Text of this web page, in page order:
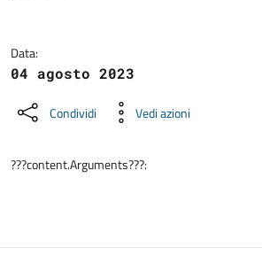
Data:
04 agosto 2023
Condividi Vedi azioni
???content.Arguments???: